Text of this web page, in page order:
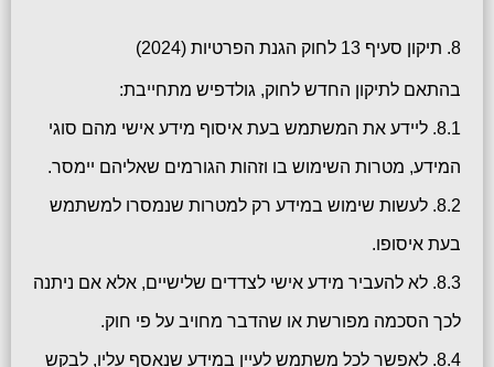
8. תיקון סעיף 13 לחוק הגנת הפרטיות (2024)
בהתאם לתיקון החדש לחוק, גולדפיש מתחייבת:
8.1. ליידע את המשתמש בעת איסוף מידע אישי מהם סוגי
המידע, מטרות השימוש בו וזהות הגורמים שאליהם יימסר.
8.2. לעשות שימוש במידע רק למטרות שנמסרו למשתמש
בעת איסופו.
8.3. לא להעביר מידע אישי לצדדים שלישיים, אלא אם ניתנה
לכך הסכמה מפורשת או שהדבר מחויב על פי חוק.
8.4. לאפשר לכל משתמש לעיין במידע שנאסף עליו, לבקש